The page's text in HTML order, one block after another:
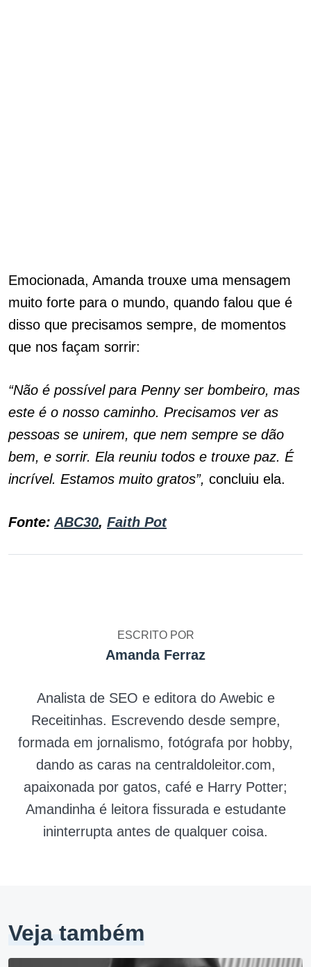
Emocionada, Amanda trouxe uma mensagem
muito forte para o mundo, quando falou que é
disso que precisamos sempre, de momentos
que nos façam sorrir:
“Não é possível para Penny ser bombeiro, mas
este é o nosso caminho. Precisamos ver as
pessoas se unirem, que nem sempre se dão
bem, e sorrir. Ela reuniu todos e trouxe paz. É
incrível. Estamos muito gratos”, concluiu ela.
Fonte: ABC30, Faith Pot
ESCRITO POR
Amanda Ferraz
Analista de SEO e editora do Awebic e
Receitinhas. Escrevendo desde sempre,
formada em jornalismo, fotógrafa por hobby,
dando as caras na centraldoleitor.com,
apaixonada por gatos, café e Harry Potter;
Amandinha é leitora fissurada e estudante
ininterrupta antes de qualquer coisa.
Veja também